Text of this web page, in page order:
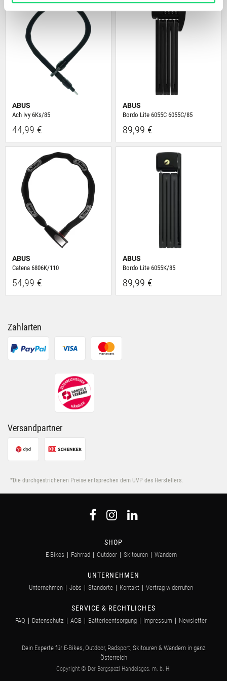
zu analysieren. Außerdem geben wir Informationen zu
Deiner Verwendung unserer Website an unsere Partner
für soziale Medien, Werbung und Analysen weiter.
Unsere Partner führen diese Informationen
möglicherweise mit weiteren Daten zusammen, die Du
ihnen bereitgestellt hast oder die sie im Rahmen Deiner
Nutzung der Dienste gesammelt haben.
ABUS
Ach Ivy 6Ks/85
44,99 €
ABUS
Bordo Lite 6055C 6055C/85
89,99 €
ABUS
Catena 6806K/110
54,99 €
ABUS
Bordo Lite 6055K/85
89,99 €
Zahlarten
Versandpartner
*Die durchgestrichenen Preise entsprechen dem UVP des Herstellers.
SHOP
E-Bikes Fahrrad Outdoor Skitouren Wandern
UNTERNEHMEN
Unternehmen Jobs Standorte Kontakt Vertrag widerrufen
SERVICE & RECHTLICHES
FAQ Datenschutz AGB Batterieentsorgung Impressum Newsletter
Dein Experte für E-Bikes, Outdoor, Radsport, Skitouren & Wandern in ganz
Österreich
Copyright © Der Bergspezl Handelsges. m. b. H.